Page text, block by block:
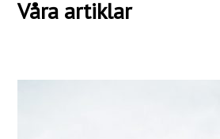
Våra artiklar